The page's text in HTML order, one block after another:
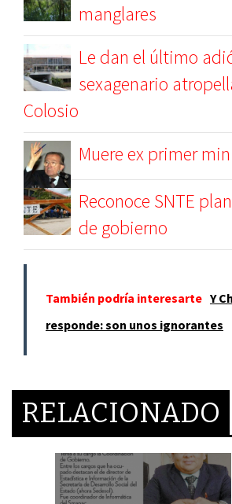
manglares
Le dan el último
sexagenario
Colosio
Muere ex primer
Reconoce SNTE
de gobierno
También podría interesarte Y
responde: son unos ignorantes
RELACIONADO